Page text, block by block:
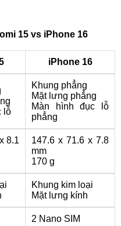
15 vs iPhone 16
iPhone 16
lỗ
Khung phẳng
Mặt lưng phẳng
Màn hình đục lỗ
phẳng
8.1
147.6 x 71.6 x 7.8
mm
170 g
Khung kim loại
Mặt lưng kính
2 Nano SIM